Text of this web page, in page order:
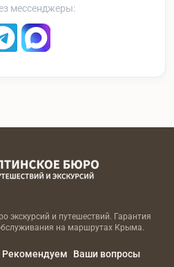
мессенджеры:
экскурсий и путешествий. Гарантия
на маршрутах Крыма.
Рекомендуем
Ваши вопросы